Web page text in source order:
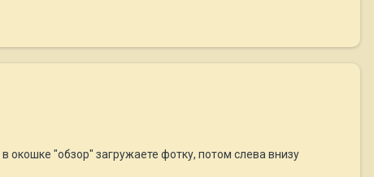
в окошке "обзор" загружаете фотку, потом слева внизу